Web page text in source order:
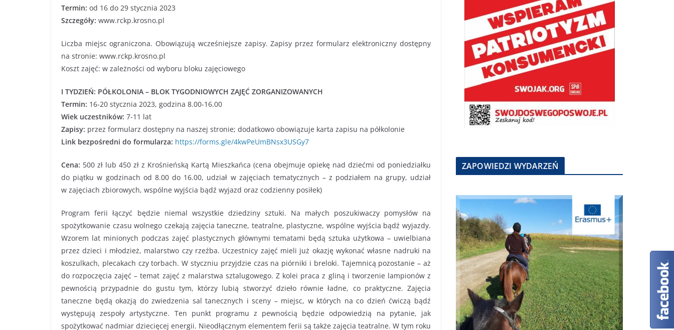
Termin: od 16 do 29 stycznia 2023
Szczegóły: www.rckp.krosno.pl
Liczba miejsc ograniczona. Obowiązują wcześniejsze zapisy. Zapisy przez formularz elektroniczny dostępny
na stronie: www.rckp.krosno.pl
Koszt zajęć: w zależności od wyboru bloku zajęciowego
I TYDZIEŃ: PÓŁKOLONIA – BLOK TYGODNIOWYCH ZAJĘĆ ZORGANIZOWANYCH
Termin: 16-20 stycznia 2023, godzina 8.00-16.00
Wiek uczestników: 7-11 lat
Zapisy: przez formularz dostępny na naszej stronie; dodatkowo obowiązuje karta zapisu na półkolonie
Link bezpośredni do formularza: https://forms.gle/4kwPeUmBNsx3USGy7
Cena: 500 zł lub 450 zł z Krośnieńską Kartą Mieszkańca (cena obejmuje opiekę nad dziećmi od poniedziałku
do piątku w godzinach od 8.00 do 16.00, udział w zajęciach tematycznych – z podziałem na grupy, udział
w zajęciach zbiorowych, wspólne wyjścia bądź wyjazd oraz codzienny posiłek)
Program ferii łączyć będzie niemal wszystkie dziedziny sztuki. Na małych poszukiwaczy pomysłów na
spożytkowanie czasu wolnego czekają zajęcia taneczne, teatralne, plastyczne, wspólne wyjścia bądź wyjazdy.
Wzorem lat minionych podczas zajęć plastycznych głównymi tematami będą sztuka użytkowa – uwielbiana
przez dzieci i młodzież, malarstwo czy rzeźba. Uczestnicy zajęć mieli już okazję wykonać własne nadruki na
koszulkach, plecakach czy torbach. W styczniu przyjdzie czas na piórniki i breloki. Tajemnicą pozostanie – aż
do rozpoczęcia zajęć – temat zajęć z malarstwa sztalugowego. Z kolei praca z gliną i tworzenie lampionów z
pewnością przypadnie do gustu tym, którzy lubią stworzyć dzieło równie ładne, co praktyczne. Zajęcia
taneczne będą okazją do zwiedzenia sal tanecznych i sceny – miejsc, w których na co dzień ćwiczą bądź
występują zespoły artystyczne. Ten punkt programu z pewnością będzie odpowiedzią na pytanie, jak
spożytkować nadmiar dziecięcej energii. Nieodłącznym elementem ferii są także zajęcia teatralne. W tym roku
ZAPOWIEDZI WYDARZEŃ